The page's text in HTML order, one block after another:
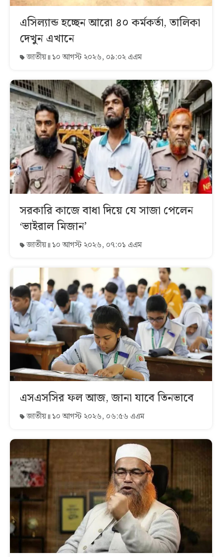
এসিল্যান্ড হচ্ছেন আরো ৪০ কর্মকর্তা, তালিকা
দেখুন এখানে
জাতীয় ১০ আগস্ট ২০২৬, ০৯:০২ এএম
সরকারি কাজে বাধা দিয়ে যে সাজা পেলেন
‘ভাইরাল মিজান’
জাতীয় ১০ আগস্ট ২০২৬, ০৭:০১ এএম
এসএসসির ফল আজ, জানা যাবে তিনভাবে
জাতীয় ১০ আগস্ট ২০২৬, ০৬:৫৬ এএম